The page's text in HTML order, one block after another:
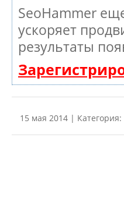
SeoHammer
ускоряет
результаты
15 мая 2014 | Категория: